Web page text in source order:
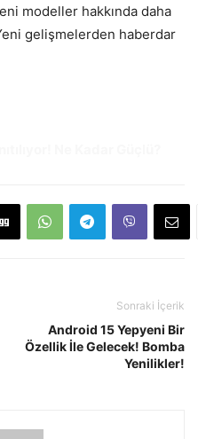
modeller hakkında daha
gelişmelerden haberdar
Sonraki İçerik
Android 15 Yepyeni Bir
Özellik İle Gelecek! Bomba
Yenilikler!